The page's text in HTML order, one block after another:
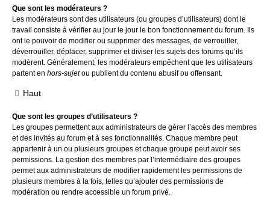
Que sont les modérateurs ?
Les modérateurs sont des utilisateurs (ou groupes d’utilisateurs) dont le
travail consiste à vérifier au jour le jour le bon fonctionnement du forum. Ils
ont le pouvoir de modifier ou supprimer des messages, de verrouiller,
déverrouiller, déplacer, supprimer et diviser les sujets des forums qu’ils
modèrent. Généralement, les modérateurs empêchent que les utilisateurs
partent en hors-sujetou publient du contenu abusif ou offensant.
Haut
Que sont les groupes d’utilisateurs ?
Les groupes permettent aux administrateurs de gérer l’accès des membres
et des invités au forum et à ses fonctionnalités. Chaque membre peut
appartenir à un ou plusieurs groupes et chaque groupe peut avoir ses
permissions. La gestion des membres par l’intermédiaire des groupes
permet aux administrateurs de modifier rapidement les permissions de
plusieurs membres à la fois, telles qu’ajouter des permissions de
modération ou rendre accessible un forum privé.